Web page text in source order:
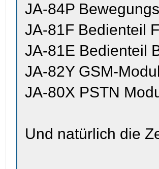
JA-84P
JA-81F Bedienteil
JA-81E Bedienteil
JA-82Y GSM-Modul
JA-80X PSTN
Und natürlich die